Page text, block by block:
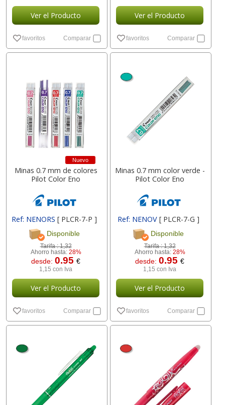
Ver el Producto
favoritos Comparar
Ver el Producto
favoritos Comparar
Nuevo
Minas 0.7 mm de colores
Pilot Color Eno
Ref: NENORS[ PLCR-7-P ]
Disponible
Tarifa :1,32
Ahorro hasta: 28%
desde:0.95€
1,15 con Iva
Ver el Producto
favoritos Comparar
Minas 0.7 mm color verde -
Pilot Color Eno
Ref: NENOV [ PLCR-7-G ]
Disponible
Tarifa :1,32
Ahorro hasta: 28%
desde:0.95€
1,15 con Iva
Ver el Producto
favoritos Comparar